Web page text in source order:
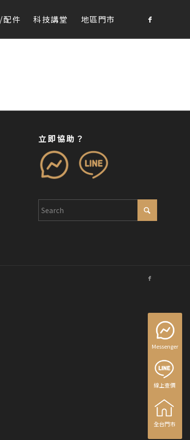
配件 科技講堂 地區門市
立即協助？
Messenger
線上查價
全台門市
線上查價
全台門市